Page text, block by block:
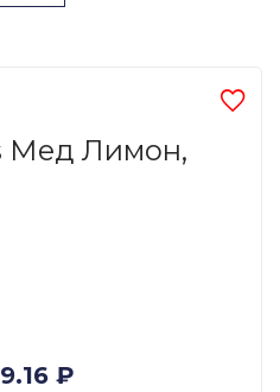
Мед Лимон,
₽